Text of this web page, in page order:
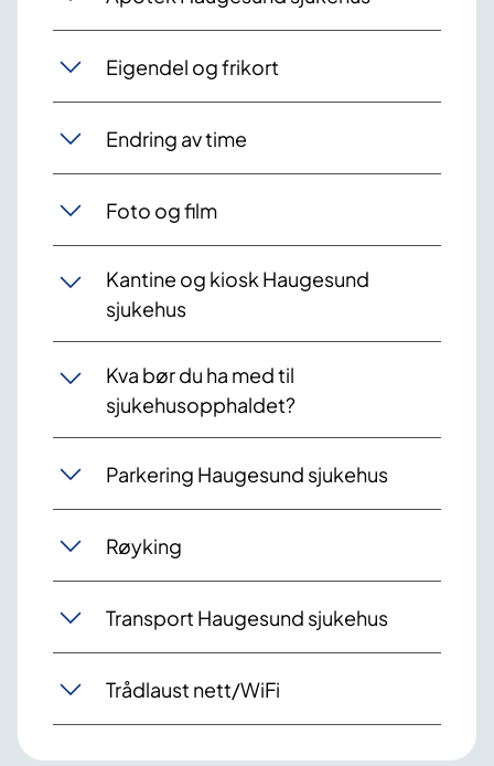
Eigendel og frikort
Endring av time
Foto og film
Kantine og kiosk Haugesund
sjukehus
Kva bør du ha med til
sjukehusopphaldet?
Parkering Haugesund sjukehus
Røyking
Transport Haugesund sjukehus
Trådlaust nett/WiFi